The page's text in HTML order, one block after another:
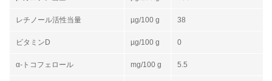
レチノール活性当量 µg/100 g 38
ビタミンD µg/100 g 0
α-トコフェロール mg/100 g 5.5